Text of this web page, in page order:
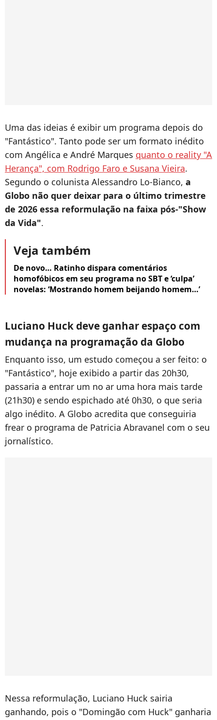
Uma das ideias é exibir um programa depois do
"Fantástico". Tanto pode ser um formato inédito
com Angélica e André Marques quanto o reality "A
Herança", com Rodrigo Faro e Susana Vieira.
Segundo o colunista Alessandro Lo-Bianco, a
Globo não quer deixar para o último trimestre
de 2026 essa reformulação na faixa pós-"Show
da Vida".
Veja também
De novo… Ratinho dispara comentários
homofóbicos em seu programa no SBT e ‘culpa’
novelas: ‘Mostrando homem beijando homem…’
Luciano Huck deve ganhar espaço com
mudança na programação da Globo
Enquanto isso, um estudo começou a ser feito: o
"Fantástico", hoje exibido a partir das 20h30,
passaria a entrar um no ar uma hora mais tarde
(21h30) e sendo espichado até 0h30, o que seria
algo inédito. A Globo acredita que conseguiria
frear o programa de Patricia Abravanel com o seu
jornalístico.
Nessa reformulação, Luciano Huck sairia
ganhando, pois o "Domingão com Huck" ganharia